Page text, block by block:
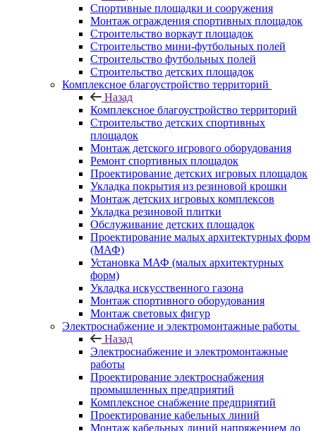
Спортивные площадки и сооружения
Монтаж ограждения спортивных площадок
Строительство воркаут площадок
Строительство мини-футбольных полей
Строительство футбольных полей
Строительство детских площадок
Комплексное благоустройство территорий
Назад
Комплексное благоустройство территорий
Строительство детских спортивных
площадок
Монтаж детского игрового оборудования
Ремонт спортивных площадок
Проектирование детских игровых площадок
Укладка покрытия из резиновой крошки
Монтаж детских игровых комплексов
Укладка резиновой плитки
Обслуживание детских площадок
Проектирование малых архитектурных форм
(МАФ)
Установка МАФ (малых архитектурных
форм)
Укладка искусственного газона
Монтаж спортивного оборудования
Монтаж световых фигур
Электроснабжение и электромонтажные работы
Назад
Электроснабжение и электромонтажные
работы
Проектирование электроснабжения
промышленных предприятий
Комплексное снабжение предприятий
Проектирование кабельных линий
Монтаж кабельных линий напряжением до